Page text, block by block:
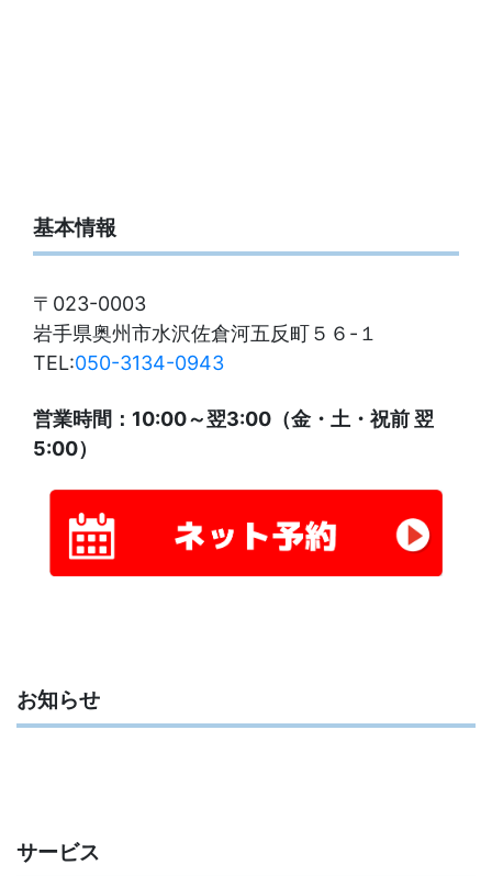
基本情報
〒023-0003
岩手県奥州市水沢佐倉河五反町５６-１
TEL:050-3134-0943
営業時間：10:00～翌3:00（金・土・祝前 翌
5:00）
お知らせ
サービス